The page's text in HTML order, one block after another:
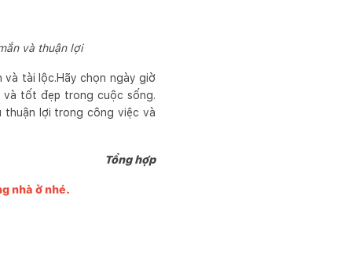
và thuận lợi
và tài lộc.Hãy chọn ngày giờ
và tốt đẹp trong cuộc sống.
thuận lợi trong công việc và
Tổng hợp
nhà ở nhé.